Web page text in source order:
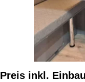
Preis inkl.